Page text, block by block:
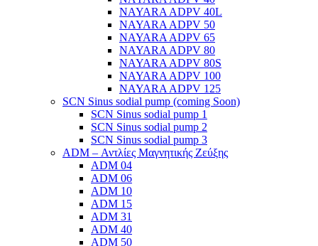
NAYARA ADPV 40L
NAYARA ADPV 50
NAYARA ADPV 65
NAYARA ADPV 80
NAYARA ADPV 80S
NAYARA ADPV 100
NAYARA ADPV 125
SCN Sinus sodial pump (coming Soon)
SCN Sinus sodial pump 1
SCN Sinus sodial pump 2
SCN Sinus sodial pump 3
ADM – Αντλίες Μαγνητικής Ζεύξης
ADM 04
ADM 06
ADM 10
ADM 15
ADM 31
ADM 40
ADM 50